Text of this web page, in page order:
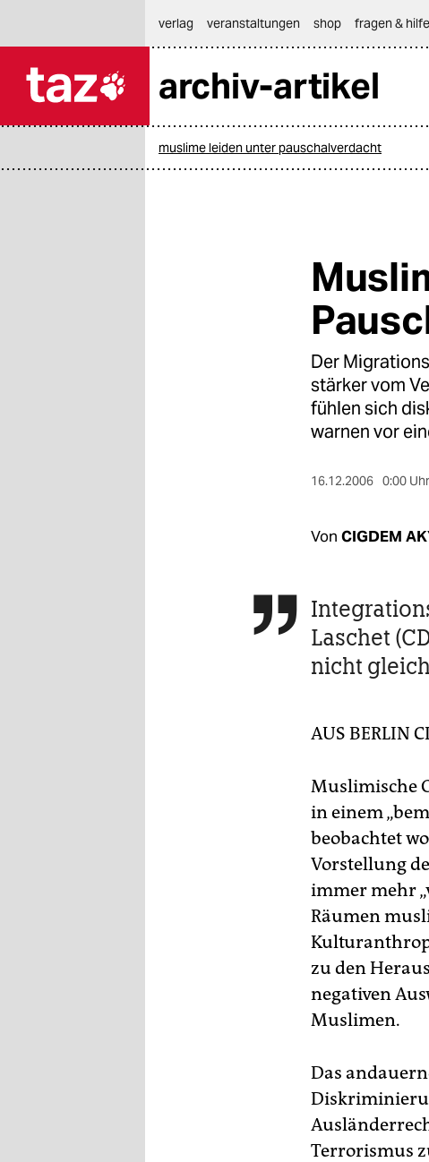
themen
veranstaltungen
verlag
veranstaltungen shop fragen & hilfe
archiv-artikel
muslime leiden unter pauschalverdacht
Der
stärker vom
fühlen sich
warnen vor
16.12.2006 0:00 Uhr
Von CIGDEM

Laschet
nicht
AUS BERLIN
Muslimische
in einem
beobachtet
Vorstellung
immer mehr
Räumen
zu den
negativen
Muslimen.
Das
Terrorismus